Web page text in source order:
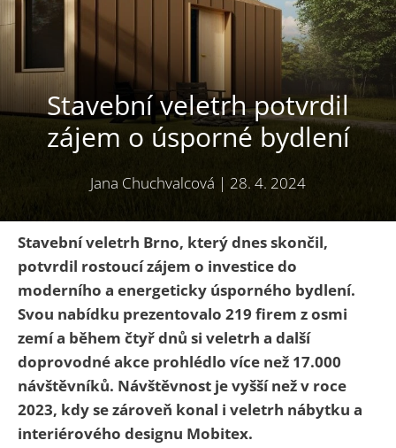
Stavební veletrh potvrdil
zájem o úsporné bydlení
Jana Chuchvalcová | 28. 4. 2024
Stavební veletrh Brno, který dnes skončil,
potvrdil rostoucí zájem o investice do
moderního a energeticky úsporného bydlení.
Svou nabídku prezentovalo 219 firem z osmi
zemí a během čtyř dnů si veletrh a další
doprovodné akce prohlédlo více než 17.000
návštěvníků. Návštěvnost je vyšší než v roce
2023, kdy se zároveň konal i veletrh nábytku a
interiérového designu Mobitex.